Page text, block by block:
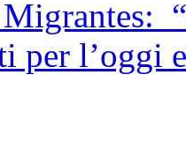
per l’oggi